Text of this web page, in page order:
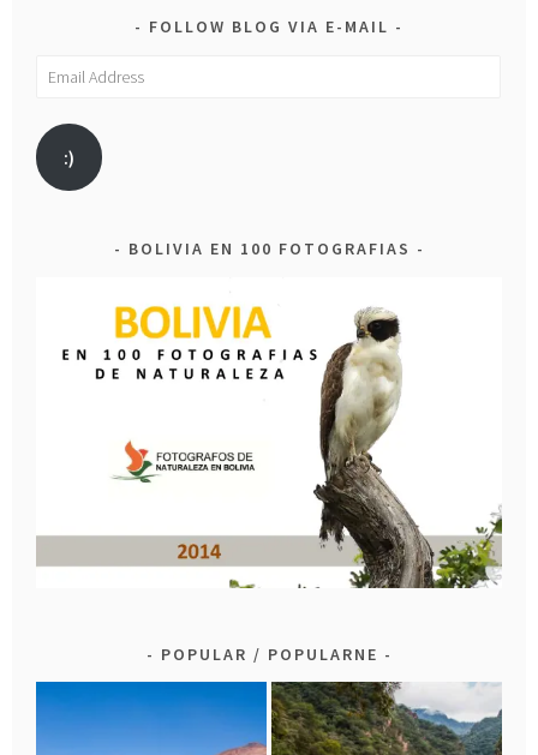
FOLLOW BLOG VIA E-MAIL
Email
:)
BOLIVIA EN 100 FOTOGRAFIAS
POPULAR / POPULARNE